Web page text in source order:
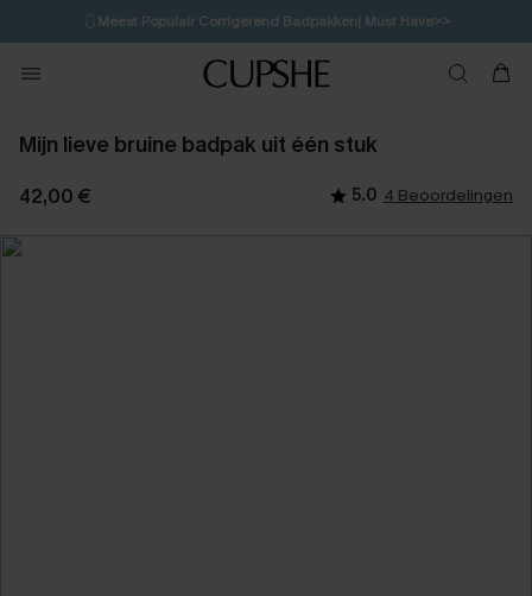
🩱Meest Populair Corrigerend Badpakken| Must Have>>
💌Abonneer je & ontvang tot 15% korting>>
Koop 3, krijg 15% korting | CODE: SW15
Mijn lieve bruine badpak uit één stuk
42,00 € 5.0 4 Beoordelingen